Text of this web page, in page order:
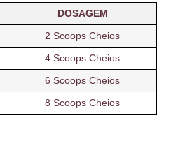
DOSAGEM
2 Scoops Cheios
4 Scoops Cheios
6 Scoops Cheios
8 Scoops Cheios